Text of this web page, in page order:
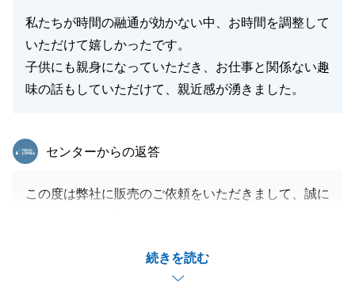
私たちが時間の融通が効かない中、お時間を調整して
いただけて嬉しかったです。
子供にも親身になっていただき、お仕事と関係ない趣
味の話もしていただけて、親近感が湧きました。
続きを読む
東急リバブル
センターからの返答
この度は弊社に販売のご依頼をいただきまして、誠に
まいましたが、無事にご売却が出来て私自身もとても